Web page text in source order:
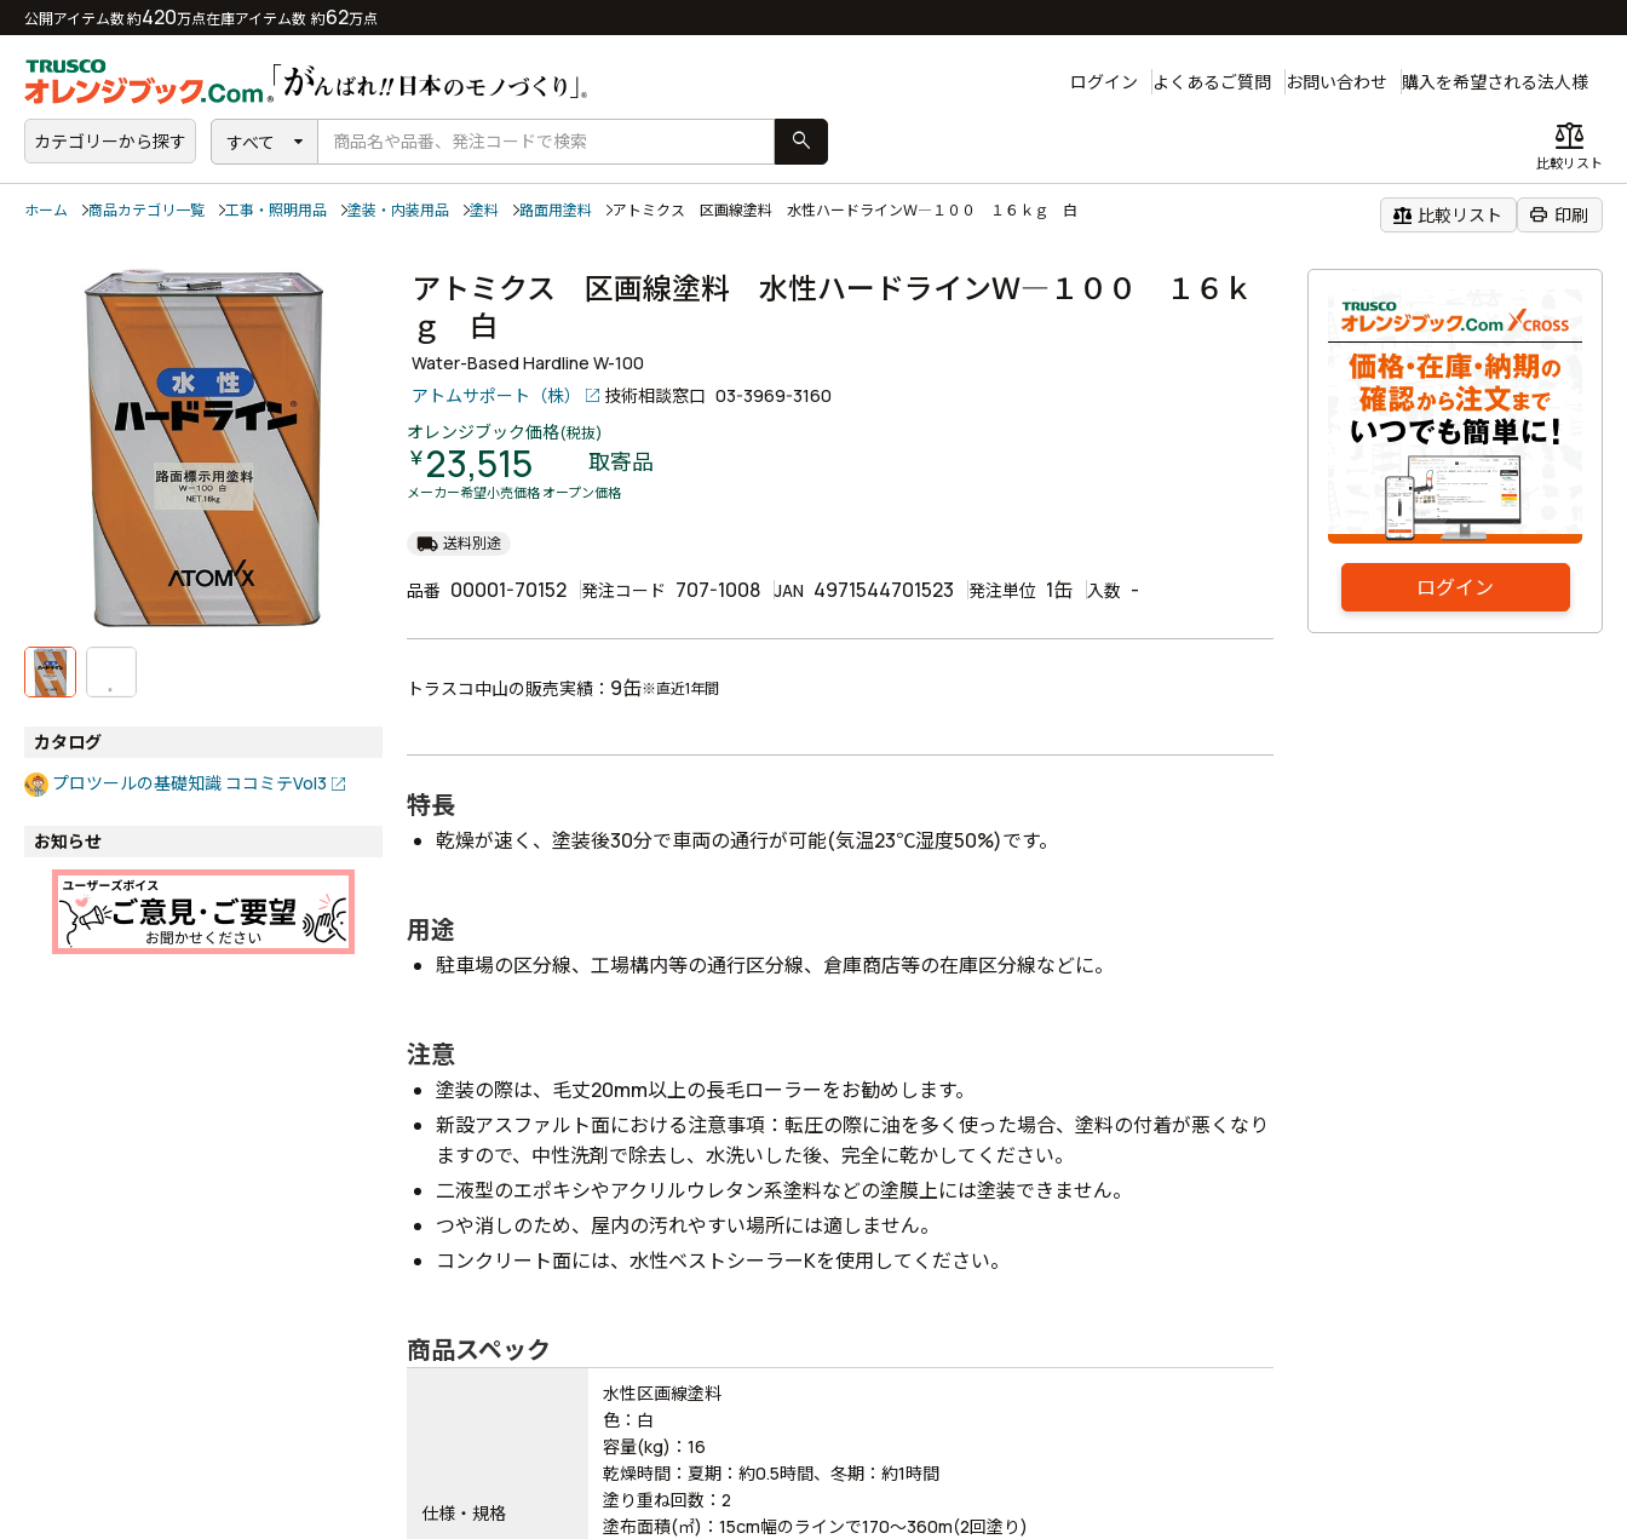
公開アイテム数 約420万点在庫アイテム数 約62万点
ログイン よくあるご質問 お問い合わせ 購入を希望される法人様
カテゴリーから探す すべて search balance
比較リスト
ホーム 商品カテゴリ一覧 工事・照明用品 塗装・内装用品 塗料 路面用塗料 アトミクス 区画線塗料 水性ハードラインＷ―１００ １６ｋｇ 白 balance 比較リスト print 印刷
ログイン
カタログ
プロツールの基礎知識 ココミテVol3
お知らせ
アトミクス 区画線塗料 水性ハードラインＷ―１００ １６ｋ
ｇ 白
Water-Based Hardline W-100
アトムサポート（株）
技術相談窓口 03-3969-3160
オレンジブック価格(税抜)
￥23,515 取寄品
メーカー希望小売価格 オープン価格
local_shipping 送料別途
品番 00001-70152 発注コード 707-1008 JAN 4971544701523 発注単位 1缶 入数 -
トラスコ中山の販売実績： 9缶※直近1年間
特長
乾燥が速く、塗装後30分で車両の通行が可能(気温23℃湿度50%)です。
用途
駐車場の区分線、工場構内等の通行区分線、倉庫商店等の在庫区分線などに。
注意
塗装の際は、毛丈20mm以上の長毛ローラーをお勧めします。
新設アスファルト面における注意事項：転圧の際に油を多く使った場合、塗料の付着が悪くなり
ますので、中性洗剤で除去し、水洗いした後、完全に乾かしてください。
二液型のエポキシやアクリルウレタン系塗料などの塗膜上には塗装できません。
つや消しのため、屋内の汚れやすい場所には適しません。
コンクリート面には、水性ベストシーラーKを使用してください。
商品スペック
仕様・規格
水性区画線塗料
色：白
容量(kg)：16
乾燥時間：夏期：約0.5時間、冬期：約1時間
塗り重ね回数：2
塗布面積(㎡)：15cm幅のラインで170～360m(2回塗り)